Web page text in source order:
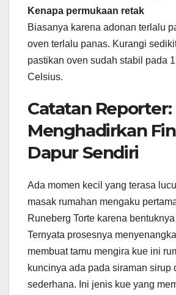
Kenapa permukaan retak
Biasanya karena adonan terlalu
oven terlalu panas. Kurangi
pastikan oven sudah stabil pada
Celsius.
Catatan Reporter:
Menghadirkan
Dapur Sendiri
Ada momen kecil yang terasa
masak rumahan mengaku
Runeberg Torte karena
Ternyata prosesnya
membuat tamu mengira kue ini
kuncinya ada pada siraman sirup
sederhana. Ini jenis kue yang